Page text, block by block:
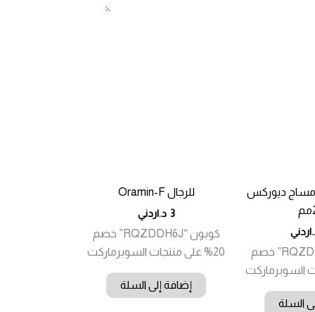
مساج ديوركس
كوبون “RQZDDH6J” خصم
السلة
للرجال Oramin-F
3 د.اردني
كوبون “RQZDDH6J” خصم
20% على منتجات السوبرماركت
إضافة إلى السلة